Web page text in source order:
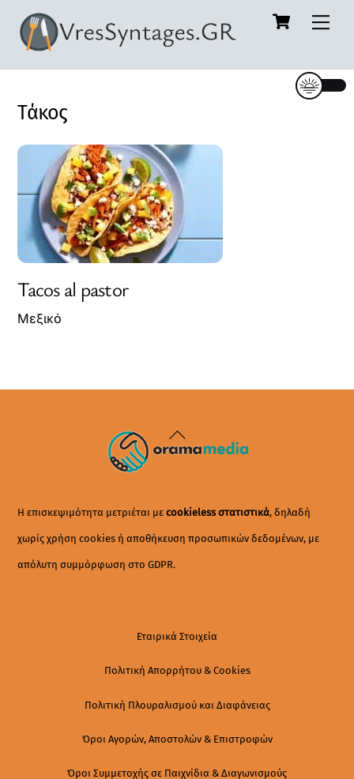
Skip
Cart
Τάκος
Tacos al pastor
Μεξικό
Back
To
Η επισκεψιμότητα μετριέται μεcookieless στατιστικά, δηλαδή
χωρίς χρήση cookies ή αποθήκευση προσωπικών δεδομένων, με
απόλυτη συμμόρφωση στο GDPR.
Εταιρικά Στοιχεία
Πολιτική Απορρήτου & Cookies
Πολιτική Πλουραλισμού και Διαφάνειας
Όροι Αγορών, Αποστολών & Επιστροφών
Όροι Συμμετοχής σε Παιχνίδια & Διαγωνισμούς